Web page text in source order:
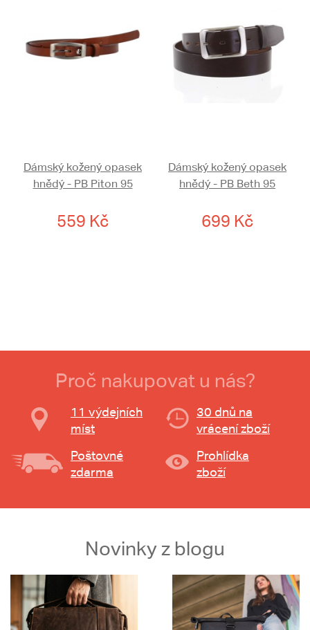
Dámský kožený opasek
hnědý - PB Piton 95
559 Kč
Dámský kožený opasek
hnědý - PB Beth 95
699 Kč
Proč nakupovat u nás?
11 výdejních
míst
30 dnů na
vrácení zboží
Poštovné
zdarma
Prohlídka
zboží
Novinky z blogu